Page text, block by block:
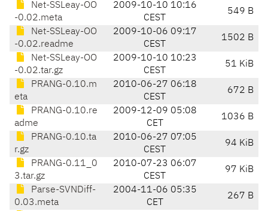
Net-SSLeay-OO
-0.02.meta
2009-10-10 10:16
CEST
549 B
Net-SSLeay-OO
-0.02.readme
2009-10-06 09:17
CEST
1502 B
Net-SSLeay-OO
-0.02.tar.gz
2009-10-10 10:23
CEST
51 KiB
PRANG-0.10.m
eta
2010-06-27 06:18
CEST
672 B
PRANG-0.10.re
adme
2009-12-09 05:08
CET
1036 B
PRANG-0.10.ta
r.gz
2010-06-27 07:05
CEST
94 KiB
PRANG-0.11_0
3.tar.gz
2010-07-23 06:07
CEST
97 KiB
Parse-SVNDiff-
0.03.meta
2004-11-06 05:35
CET
267 B